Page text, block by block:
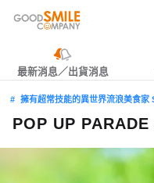
最新消息／出貨消息
擁有超常技能的異世界流浪美食家
POP UP PARADE